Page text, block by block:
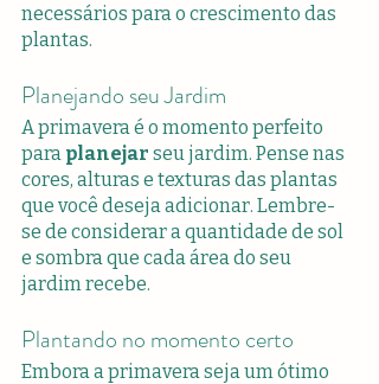
necessários para o crescimento das
plantas.
Planejando seu Jardim
A primavera é o momento perfeito
para planejar seu jardim. Pense nas
cores, alturas e texturas das plantas
que você deseja adicionar. Lembre-
se de considerar a quantidade de sol
e sombra que cada área do seu
jardim recebe.
Plantando no momento certo
Embora a primavera seja um ótimo